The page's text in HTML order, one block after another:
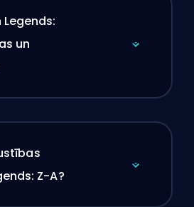
un
Z-A?